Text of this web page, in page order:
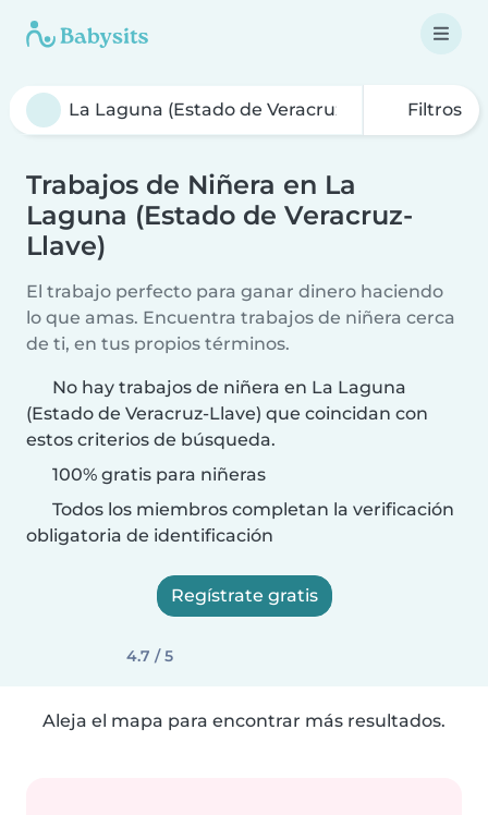
Filtros
Trabajos de Niñera en La
Laguna (Estado de Veracruz-
Llave)
El trabajo perfecto para ganar dinero haciendo
lo que amas. Encuentra trabajos de niñera cerca
de ti, en tus propios términos.
No hay trabajos de niñera en La Laguna
(Estado de Veracruz-Llave) que coincidan con
estos criterios de búsqueda.
100% gratis para niñeras
Todos los miembros completan la verificación
obligatoria de identificación
Regístrate gratis
4.7 / 5
Aleja el mapa para encontrar más resultados.